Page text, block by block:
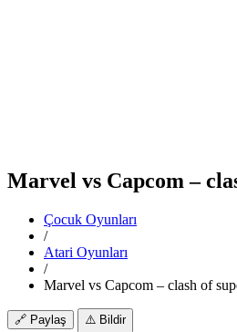
Marvel vs Capcom –
Çocuk Oyunları
/
Atari Oyunları
/
Marvel vs Capcom – clash of
🔗 Paylaş ⚠️ Bildir